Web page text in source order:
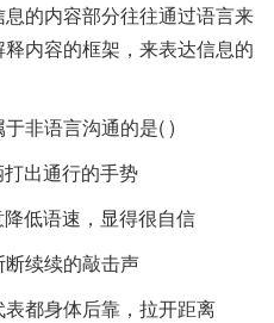
的内容部分往往通过语言来
内容的框架，来表达信息的
非语言沟通的是( )
出通行的手势
低语速，显得很自信
续续的敲击声
都身体后靠，拉开距离